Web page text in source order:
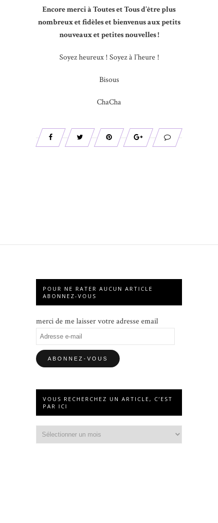
Encore merci à Toutes et Tous d’être plus
nombreux et fidèles et bienvenus aux petits
nouveaux et petites nouvelles !
Soyez heureux ! Soyez à l’heure !
Bisous
ChaCha
POUR NE RATER AUCUN ARTICLE
ABONNEZ-VOUS
merci de me laisser votre adresse email
Adresse
e-
mail
VOUS RECHERCHEZ UN ARTICLE, C’EST
PAR ICI
Vous